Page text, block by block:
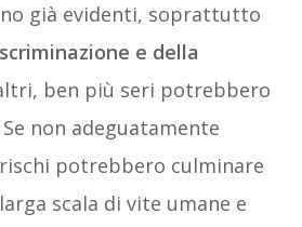
già evidenti, soprattutto
e della
ben più seri potrebbero
non adeguatamente
potrebbero culminare
scala di vite umane e